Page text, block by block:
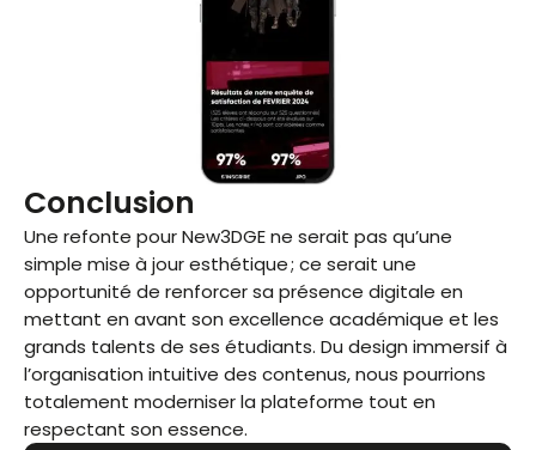
Conclusion
Une refonte pour New3DGE ne serait pas qu’une
simple mise à jour esthétique ; ce serait une
opportunité de renforcer sa présence digitale en
mettant en avant son excellence académique et les
grands talents de ses étudiants. Du design immersif à
l’organisation intuitive des contenus, nous pourrions
totalement moderniser la plateforme tout en
respectant son essence.